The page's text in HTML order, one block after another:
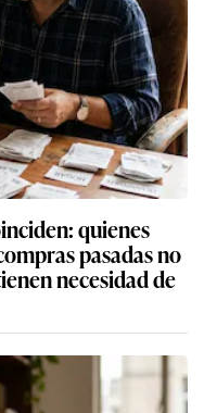
quienes
pasadas no
necesidad de